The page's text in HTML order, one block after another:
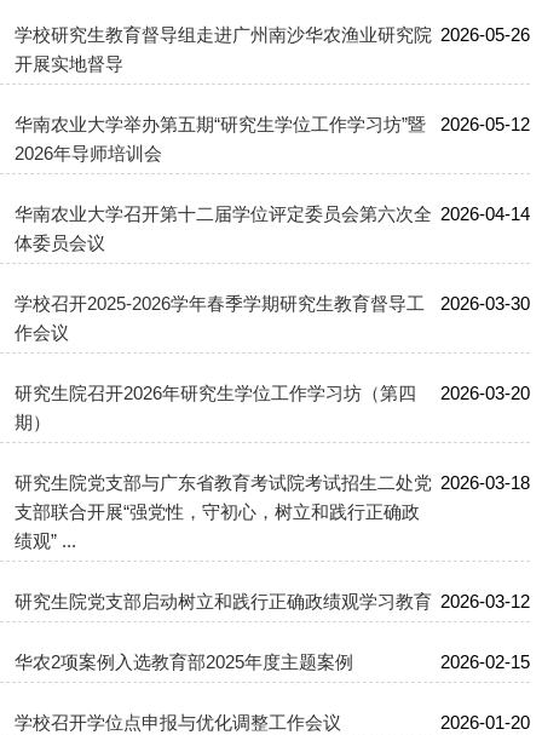
学校研究生教育督导组走进广州南沙华农渔业研究院
开展实地督导
2026-05-26
华南农业大学举办第五期“研究生学位工作学习坊”暨
2026年导师培训会
2026-05-12
华南农业大学召开第十二届学位评定委员会第六次全
体委员会议
2026-04-14
学校召开2025-2026学年春季学期研究生教育督导工
作会议
2026-03-30
研究生院召开2026年研究生学位工作学习坊（第四
期）
2026-03-20
研究生院党支部与广东省教育考试院考试招生二处党
支部联合开展“强党性，守初心，树立和践行正确政
绩观” ...
2026-03-18
研究生院党支部启动树立和践行正确政绩观学习教育 2026-03-12
华农2项案例入选教育部2025年度主题案例 2026-02-15
学校召开学位点申报与优化调整工作会议 2026-01-20